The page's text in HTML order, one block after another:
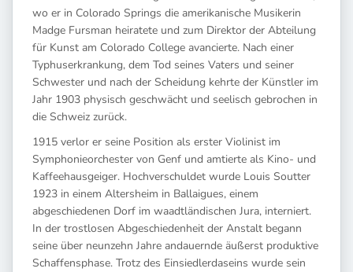
wo er in Colorado Springs die amerikanische Musikerin
Madge Fursman heiratete und zum Direktor der Abteilung
für Kunst am Colorado College avancierte. Nach einer
Typhuserkrankung, dem Tod seines Vaters und seiner
Schwester und nach der Scheidung kehrte der Künstler im
Jahr 1903 physisch geschwächt und seelisch gebrochen in
die Schweiz zurück.
1915 verlor er seine Position als erster Violinist im
Symphonieorchester von Genf und amtierte als Kino- und
Kaffeehausgeiger. Hochverschuldet wurde Louis Soutter
1923 in einem Altersheim in Ballaigues, einem
abgeschiedenen Dorf im waadtländischen Jura, interniert.
In der trostlosen Abgeschiedenheit der Anstalt begann
seine über neunzehn Jahre andauernde äußerst produktive
Schaffensphase. Trotz des Einsiedlerdaseins wurde sein